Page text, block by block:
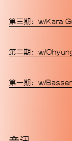
第三期：w/Kara
第二期：w/
第一期：w/
Instagram